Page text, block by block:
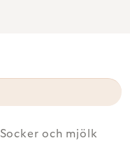
Socker och mjölk